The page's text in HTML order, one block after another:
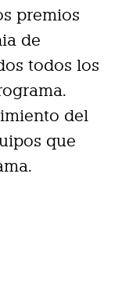
premios
de
todos los
del
que